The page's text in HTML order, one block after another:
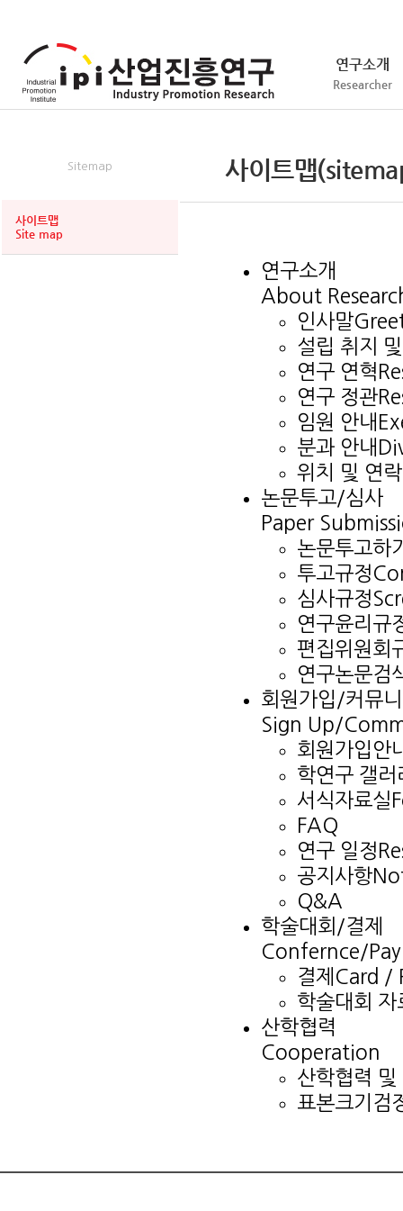
연구소개
Researcher
Sitemap
사이트맵
Site map
사이트맵
연구소개
About
인사말
설립 취지
연구 연혁
연구 정관
임원 안내
분과 안내
위치 및 연
논문투고/심사
Paper
논문투고하
투고규정
심사규정
연구윤리규
편집위원회
연구논문검
회원가입/커뮤
Sign Up/
회원가입안
학연구 갤러
서식자료실
FAQ
연구 일정
공지사항
Q&A
학술대회/결제
Confernce/
결제 Card /
학술대회 자
산학협력
Cooperation
산학협력 및
표본크기검